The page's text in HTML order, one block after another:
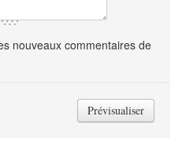
nouveaux commentaires de